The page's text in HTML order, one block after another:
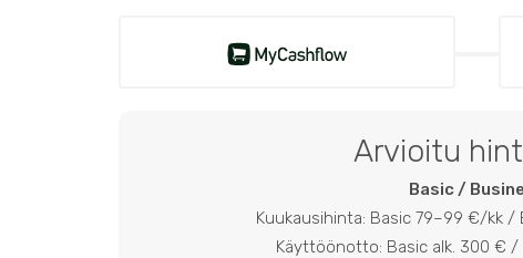
Arvioitu
Basic /
Kuukausihinta: Basic 79–99 €/kk /
Käyttöönotto: Basic alk. 300 € /